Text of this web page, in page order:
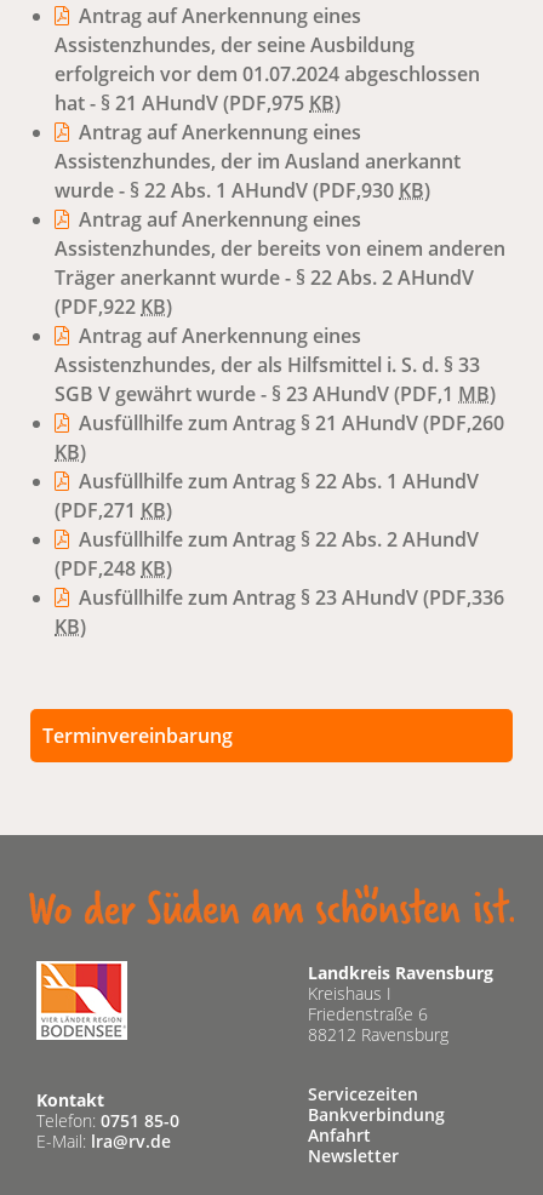
Antrag auf Anerkennung eines
Assistenzhundes, der seine Ausbildung
erfolgreich vor dem 01.07.2024 abgeschlossen
hat - § 21 AHundV(PDF,975 KB)
Antrag auf Anerkennung eines
Assistenzhundes, der im Ausland anerkannt
wurde - § 22 Abs. 1 AHundV(PDF,930 KB)
Antrag auf Anerkennung eines
Assistenzhundes, der bereits von einem anderen
Träger anerkannt wurde - § 22 Abs. 2 AHundV
(PDF,922 KB)
Antrag auf Anerkennung eines
Assistenzhundes, der als Hilfsmittel i. S. d. § 33
SGB V gewährt wurde - § 23 AHundV(PDF,1 MB)
Ausfüllhilfe zum Antrag § 21 AHundV(PDF,260
KB)
Ausfüllhilfe zum Antrag § 22 Abs. 1 AHundV
(PDF,271 KB)
Ausfüllhilfe zum Antrag § 22 Abs. 2 AHundV
(PDF,248 KB)
Ausfüllhilfe zum Antrag § 23 AHundV(PDF,336
KB)
Terminvereinbarung
Persönliche Termine sind nach vorheriger
Landkreis Ravensburg
Kreishaus I
Friedenstraße 6
88212 Ravensburg
Kontakt
Telefon: 0751 85-0
E-Mail: lra@rv.de
Servicezeiten
Bankverbindung
Anfahrt
Newsletter